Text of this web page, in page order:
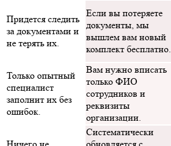
Придется следить
за документами и
не терять их.
Если вы потеряете
документы, мы
вышлем вам новый
комплект бесплатно.
Только опытный
специалист
заполнит их без
ошибок.
Вам нужно вписать
только ФИО
сотрудников и
реквизиты
организации.
Систематически